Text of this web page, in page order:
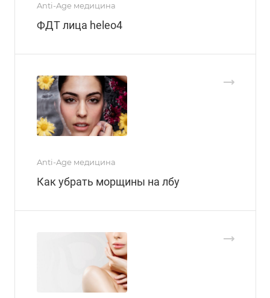
Anti-Age медицина
ФДТ лица heleo4
Anti-Age медицина
Как убрать морщины на лбу